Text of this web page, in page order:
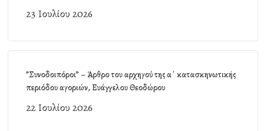
23 Ιουλίου 2026
”Συνοδοιπόροι” – Άρθρο του αρχηγού της α΄ κατασκηνωτικής
περιόδου αγοριών, Ευάγγελου Θεοδώρου
22 Ιουλίου 2026